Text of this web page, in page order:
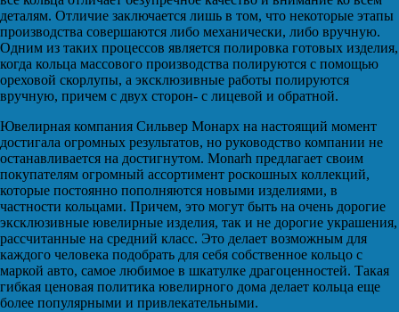
деталям. Отличие заключается лишь в том, что некоторые этапы
производства совершаются либо механически, либо вручную.
Одним из таких процессов является полировка готовых изделия,
когда кольца массового производства полируются с помощью
ореховой скорлупы, а эксклюзивные работы полируются
вручную, причем с двух сторон- с лицевой и обратной.
Ювелирная компания Сильвер Монарх на настоящий момент
достигала огромных результатов, но руководство компании не
останавливается на достигнутом. Monarh предлагает своим
покупателям огромный ассортимент роскошных коллекций,
которые постоянно пополняются новыми изделиями, в
частности кольцами. Причем, это могут быть на очень дорогие
эксклюзивные ювелирные изделия, так и не дорогие украшения,
рассчитанные на средний класс. Это делает возможным для
каждого человека подобрать для себя собственное кольцо с
маркой авто, самое любимое в шкатулке драгоценностей. Такая
гибкая ценовая политика ювелирного дома делает кольца еще
более популярными и привлекательными.